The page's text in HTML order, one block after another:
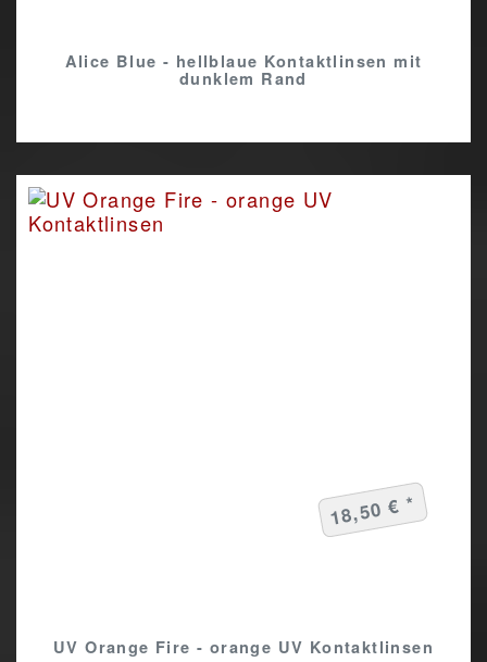
Alice Blue - hellblaue Kontaktlinsen mit
dunklem Rand
UV Orange Fire - orange UV Kontaktlinsen
18,50 € *